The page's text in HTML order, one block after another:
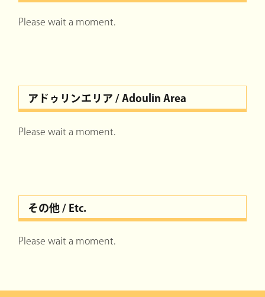
Please wait a moment.
アドゥリンエリア / Adoulin Area
Please wait a moment.
その他 / Etc.
Please wait a moment.